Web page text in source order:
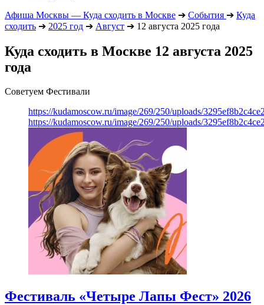
Афиша Москвы — Куда сходить в Москве ➔ События ➔ Куда
сходить ➔ 2025 год ➔ Август ➔ 12 августа 2025 года
Куда сходить в Москве 12 августа 2025
года
Советуем Фестивали
https://kudamoscow.ru/image/269/250/uploads/
https://kudamoscow.ru/image/269/250/uploads/
Фестиваль «Четыре Лапы Фест» 2026